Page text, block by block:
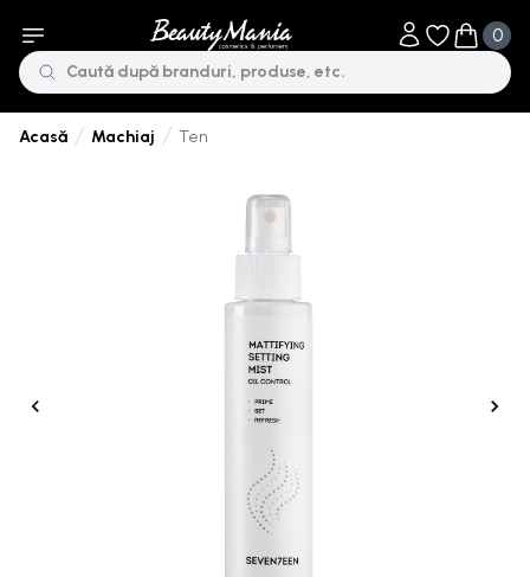
Obiecte în
0
Obiecte
Acasă Machiaj Ten